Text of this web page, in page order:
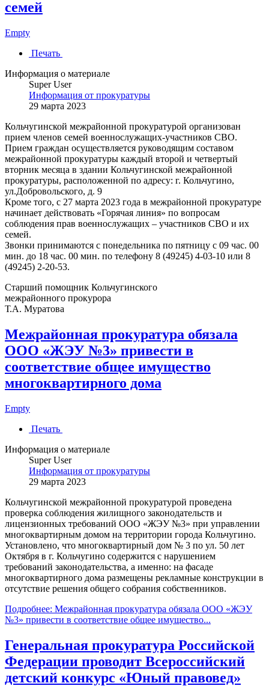
семей
Empty
Печать
Информация о материале
Super User
Информация от прокуратуры
29 марта 2023
Кольчугинской межрайонной прокуратурой организован
прием членов семей военнослужащих-участников СВО.
Прием граждан осуществляется руководящим составом
межрайонной прокуратуры каждый второй и четвертый
вторник месяца в здании Кольчугинской межрайонной
прокуратуры, расположенной по адресу: г. Кольчугино,
ул.Добровольского, д. 9
Кроме того, с 27 марта 2023 года в межрайонной прокуратуре
начинает действовать «Горячая линия» по вопросам
соблюдения прав военнослужащих – участников СВО и их
семей.
Звонки принимаются с понедельника по пятницу с 09 час. 00
мин. до 18 час. 00 мин. по телефону 8 (49245) 4-03-10 или 8
(49245) 2-20-53.
Старший помощник Кольчугинского
межрайонного прокурора
Т.А. Муратова
Межрайонная прокуратура обязала
ООО «ЖЭУ №3» привести в
соответствие общее имущество
многоквартирного дома
Empty
Печать
Информация о материале
Super User
Информация от прокуратуры
29 марта 2023
Кольчугинской межрайонной прокуратурой проведена
проверка соблюдения жилищного законодательств и
лицензионных требований ООО «ЖЭУ №3» при управлении
многоквартирным домом на территории города Кольчугино.
Установлено, что многоквартирный дом № 3 по ул. 50 лет
Октября в г. Кольчугино содержится с нарушением
требований законодательства, а именно: на фасаде
многоквартирного дома размещены рекламные конструкции в
отсутствие решения общего собрания собственников.
Подробнее: Межрайонная прокуратура обязала ООО «ЖЭУ
№3» привести в соответствие общее имущество...
Генеральная прокуратура Российской
Федерации проводит Всероссийский
детский конкурс «Юный правовед»